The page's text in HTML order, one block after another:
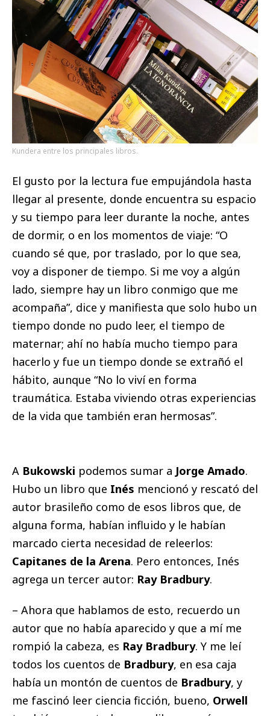
Kundera entre los principales libros.
El gusto por la lectura fue empujándola hasta
llegar al presente, donde encuentra su espacio
y su tiempo para leer durante la noche, antes
de dormir, o en los momentos de viaje: “O
cuando sé que, por traslado, por lo que sea,
voy a disponer de tiempo. Si me voy a algún
lado, siempre hay un libro conmigo que me
acompaña”, dice y manifiesta que solo hubo un
tiempo donde no pudo leer, el tiempo de
maternar; ahí no había mucho tiempo para
hacerlo y fue un tiempo donde se extrañó el
hábito, aunque “No lo viví en forma
traumática. Estaba viviendo otras experiencias
de la vida que también eran hermosas”.
A Bukowski podemos sumar a Jorge Amado.
Hubo un libro que Inés mencionó y rescató del
autor brasileño como de esos libros que, de
alguna forma, habían influido y le habían
marcado cierta necesidad de releerlos:
Capitanes de la Arena. Pero entonces, Inés
agrega un tercer autor: Ray Bradbury.
– Ahora que hablamos de esto, recuerdo un
autor que no había aparecido y que a mí me
rompió la cabeza, es Ray Bradbury. Y me leí
todos los cuentos de Bradbury, en esa caja
había un montón de cuentos de Bradbury, y
me fascinó leer ciencia ficción, bueno, Orwell